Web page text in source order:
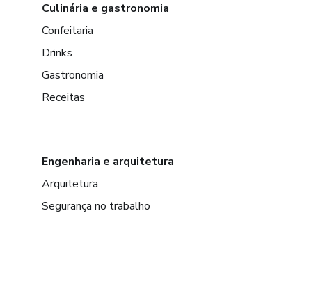
Culinária e gastronomia
Confeitaria
Drinks
Gastronomia
Receitas
Engenharia e arquitetura
Arquitetura
Segurança no trabalho